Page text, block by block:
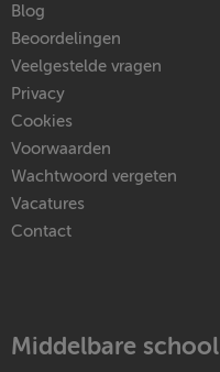
Blog
Beoordelingen
Veelgestelde vragen
Privacy
Cookies
Voorwaarden
Wachtwoord vergeten
Vacatures
Contact
Middelbare school